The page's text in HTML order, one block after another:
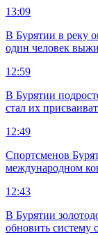
13:09
В Бурятии в реку
один человек
12:59
В Бурятии
стал их
12:49
Спортсменов
международном
12:43
В Бурятии
обновить систему